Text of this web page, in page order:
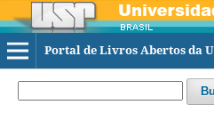
Portal de Livros Abertos da